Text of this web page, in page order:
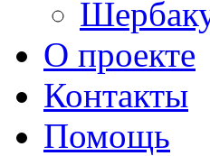
О проекте
Контакты
Помощь